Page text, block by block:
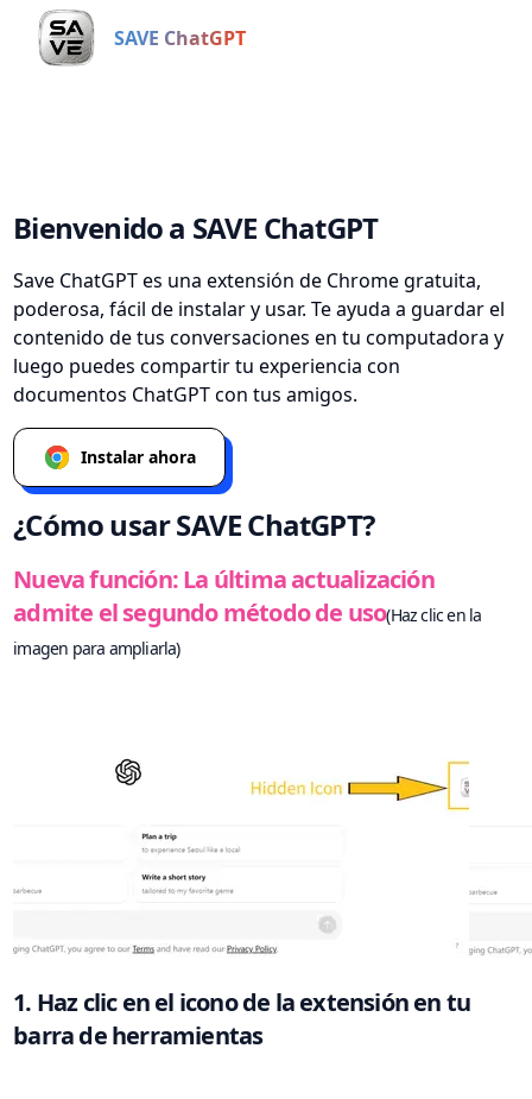
SAVE ChatGPT
Bienvenido a SAVE ChatGPT
Save ChatGPT es una extensión de Chrome gratuita,
poderosa, fácil de instalar y usar. Te ayuda a guardar el
contenido de tus conversaciones en tu computadora y
luego puedes compartir tu experiencia con
documentos ChatGPT con tus amigos.
Instalar ahora
¿Cómo usar SAVE ChatGPT?
Nueva función: La última actualización
admite el segundo método de uso(Haz clic en la
imagen para ampliarla)
1. Haz clic en el icono de la extensión en tu
barra de herramientas